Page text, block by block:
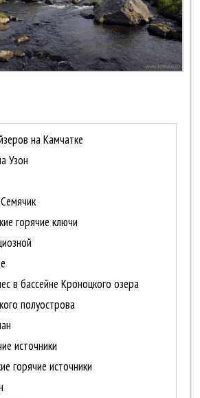
на Камчатке
Узон
горячие ключи
в бассейне Кроноцкого озера
полуострова
источники
горячие источники